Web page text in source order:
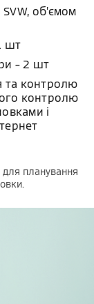
об’ємом
шт
– 2 шт
та контролю
контролю
і
для планування